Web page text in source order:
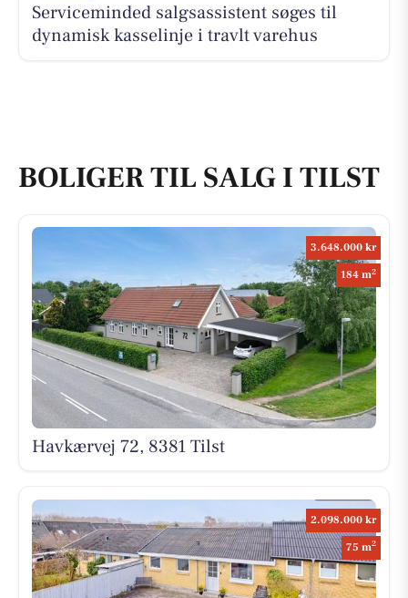
Serviceminded salgsassistent søges til
dynamisk kasselinje i travlt varehus
BOLIGER TIL SALG I TILST
3.648.000 kr
184 m2
Havkærvej 72, 8381 Tilst
2.098.000 kr
75 m2